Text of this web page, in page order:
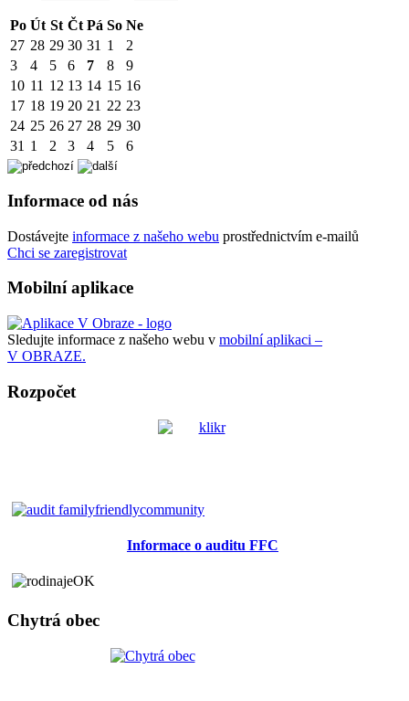
Po Út St Čt Pá So Ne
27 28 29 30 31 1
2
3
4 5 6 7 8
9
10 11 12 13 14 15 16
17 18 19 20 21 22 23
24 25 26 27 28 29 30
31 1 2 3 4 5 6
Informace od nás
Dostávejte informace z našeho webu prostřednictvím e-mailů
Chci se zaregistrovat
Mobilní aplikace
Sledujte informace z našeho webu v mobilní aplikaci –
V OBRAZE.
Rozpočet
Informace o auditu FFC
Chytrá obec